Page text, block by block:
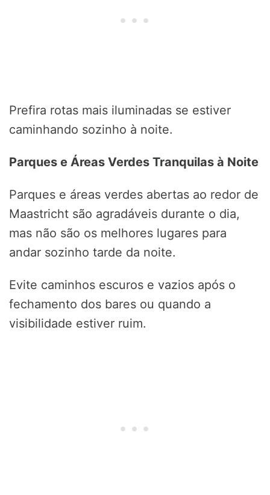
Prefira rotas mais iluminadas se estiver
caminhando sozinho à noite.
Parques e Áreas Verdes Tranquilas à Noite
Parques e áreas verdes abertas ao redor de
Maastricht são agradáveis durante o dia,
mas não são os melhores lugares para
andar sozinho tarde da noite.
Evite caminhos escuros e vazios após o
fechamento dos bares ou quando a
visibilidade estiver ruim.